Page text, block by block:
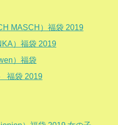
MASCH）福袋 2019
）福袋 2019
）福袋
福袋 2019